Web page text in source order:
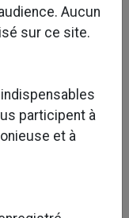
:
par le
commercial des
Aucun
sur ce site.
participent à
et à